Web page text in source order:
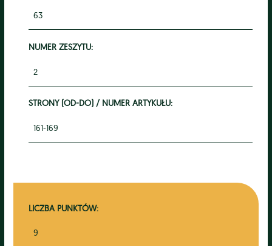
63
NUMER ZESZYTU:
2
STRONY (OD-DO) / NUMER ARTYKUŁU:
161-169
LICZBA PUNKTÓW:
9